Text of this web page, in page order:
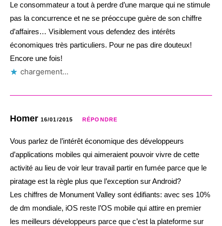
Le consommateur a tout à perdre d’une marque qui ne stimule
pas la concurrence et ne se préoccupe guère de son chiffre
d’affaires… Visiblement vous defendez des intérêts
économiques très particuliers. Pour ne pas dire douteux!
Encore une fois!
chargement…
Homer 16/01/2015 RÉPONDRE
Vous parlez de l’intérêt économique des développeurs
d’applications mobiles qui aimeraient pouvoir vivre de cette
activité au lieu de voir leur travail partir en fumée parce que le
piratage est la règle plus que l’exception sur Android?
Les chiffres de Monument Valley sont édifiants: avec ses 10%
de dm mondiale, iOS reste l’OS mobile qui attire en premier
les meilleurs développeurs parce que c’est la plateforme sur